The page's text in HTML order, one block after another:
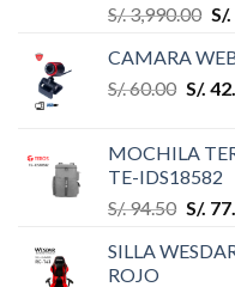
S/.3,990.00 S/.
CAMARA
S/.60.00 S/.
MOCHILA
TE-IDS18582
S/.94.50 S/.
SILLA
ROJO